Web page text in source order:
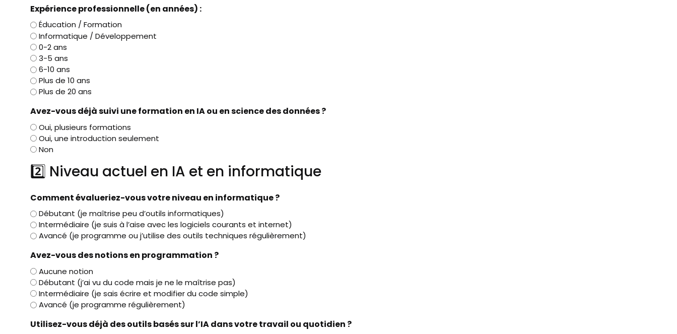
Expérience professionnelle (en années) :
Éducation / Formation
Informatique / Développement
0-2 ans
3-5 ans
6-10 ans
Plus de 10 ans
Plus de 20 ans
Avez-vous déjà suivi une formation en IA ou en science des données ?
Oui, plusieurs formations
Oui, une introduction seulement
Non
2️⃣ Niveau actuel en IA et en informatique
Comment évalueriez-vous votre niveau en informatique ?
Débutant (je maîtrise peu d’outils informatiques)
Intermédiaire (je suis à l’aise avec les logiciels courants et internet)
Avancé (je programme ou j’utilise des outils techniques régulièrement)
Avez-vous des notions en programmation ?
Aucune notion
Débutant (j’ai vu du code mais je ne le maîtrise pas)
Intermédiaire (je sais écrire et modifier du code simple)
Avancé (je programme régulièrement)
Utilisez-vous déjà des outils basés sur l’IA dans votre travail ou quotidien ?